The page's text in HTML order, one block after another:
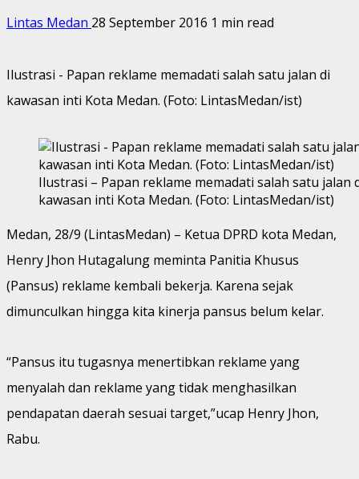
Lintas Medan 28 September 2016 1 min read
Ilustrasi - Papan reklame memadati salah satu jalan di
kawasan inti Kota Medan. (Foto: LintasMedan/ist)
Ilustrasi – Papan reklame memadati salah satu jalan
kawasan inti Kota Medan. (Foto: LintasMedan/ist)
Medan, 28/9 (LintasMedan) – Ketua DPRD kota Medan,
Henry Jhon Hutagalung meminta Panitia Khusus
(Pansus) reklame kembali bekerja. Karena sejak
dimunculkan hingga kita kinerja pansus belum kelar.
“Pansus itu tugasnya menertibkan reklame yang
menyalah dan reklame yang tidak menghasilkan
pendapatan daerah sesuai target,”ucap Henry Jhon,
Rabu.